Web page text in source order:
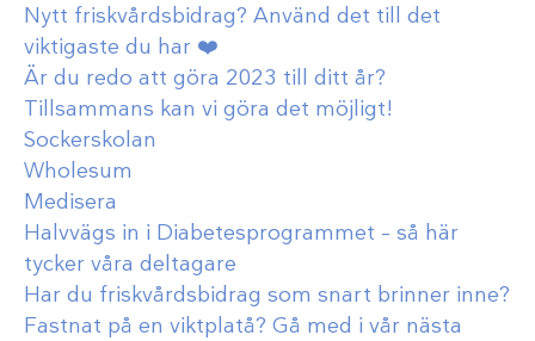
Nytt friskvårdsbidrag? Använd det till det
viktigaste du har ❤️
Är du redo att göra 2023 till ditt år?
Tillsammans kan vi göra det möjligt!
Sockerskolan
Wholesum
Medisera
Halvvägs in i Diabetesprogrammet – så här
tycker våra deltagare
Har du friskvårdsbidrag som snart brinner inne?
Fastnat på en viktplatå? Gå med i vår nästa